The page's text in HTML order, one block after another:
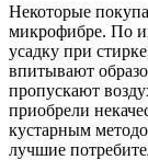
Некоторые
микрофибре. По
усадку при
впитывают
пропускают
приобрели
кустарным
лучшие